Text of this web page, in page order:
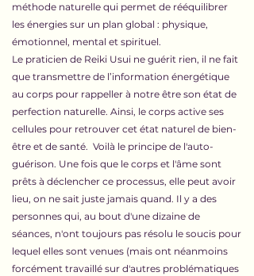
méthode naturelle qui permet de rééquilibrer
les énergies sur un plan global : physique,
émotionnel, mental et spirituel.
Le praticien de Reiki Usui ne guérit rien, il ne fait
que transmettre de l’information énergétique
au corps pour rappeller à notre être son état de
perfection naturelle. Ainsi, le corps active ses
cellules pour retrouver cet état naturel de bien-
être et de santé. Voilà le principe de l'auto-
guérison. Une fois que le corps et l'âme sont
prêts à déclencher ce processus, elle peut avoir
lieu, on ne sait juste jamais quand. Il y a des
personnes qui, au bout d'une dizaine de
séances, n'ont toujours pas résolu le soucis pour
lequel elles sont venues (mais ont néanmoins
forcément travaillé sur d'autres problématiques